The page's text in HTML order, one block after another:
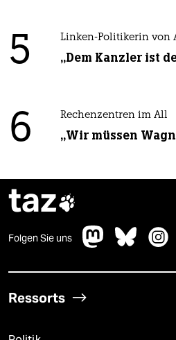
5 Linken-Politikerin von
„Dem Kanzler ist
6 Rechenzentren im All
„Wir müssen
taz
Folgen Sie uns
Ressorts